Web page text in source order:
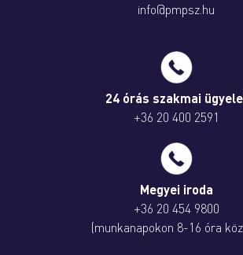
info@pmpsz.hu
24 órás szakmai
+36 20 400 2591
Megyei iroda
+36 20 454 9800
(munkanapokon 8-16 óra